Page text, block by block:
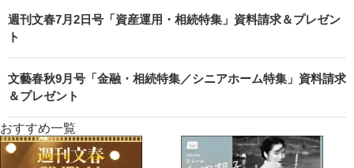
週刊文春7月2日号「資産運用・相続特集」資料請求＆プレゼン
ト
文藝春秋9月号「金融・相続特集／シニアホーム特集」資料請求
＆プレゼント
おすすめ一覧